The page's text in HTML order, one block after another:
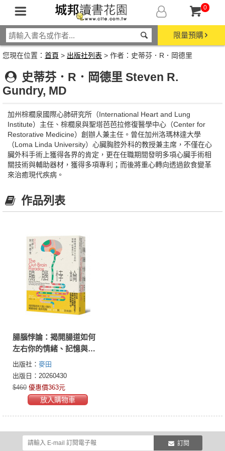
0
限量預購
您現在位置： 首頁 > 出版社列表 > 作者：史蒂芬．R．岡德里
史蒂芬．R．岡德里 Steven R.
Gundry, MD
加州棕櫚泉國際心肺研究所（International Heart and Lung
Institute）主任、棕櫚泉與聖塔芭芭拉修復醫學中心（Center for
Restorative Medicine）創辦人兼主任。曾任加州洛瑪林達大學
（Loma Linda University）心臟胸腔外科的教授兼主席，不僅在心
臟外科手術上獲得各界的肯定，更在任職期間發明多項心臟手術相
關技術與輔助器材，獲得多項專利；而後將重心轉向透過飲食變革
來治癒現代疾病。
作品列表
腸腦悖論：揭開腸道如何
左右你的情緒、記憶與行
為
出版社： 麥田
出版日：20260430
$460 優惠價363元
放入購物車
訂閱